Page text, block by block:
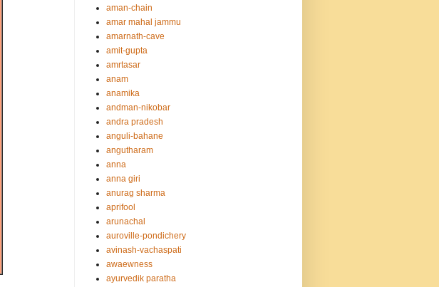
aman-chain
amar mahal jammu
amarnath-cave
amit-gupta
amrtasar
anam
anamika
andman-nikobar
andra pradesh
anguli-bahane
angutharam
anna
anna giri
anurag sharma
aprifool
arunachal
auroville-pondichery
avinash-vachaspati
awaewness
ayurvedik paratha